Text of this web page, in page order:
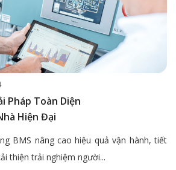
Pháp Toàn Diện
Hiện Đại
BMS nâng cao hiệu quả vận hành, tiết
thiện trải nghiệm người...